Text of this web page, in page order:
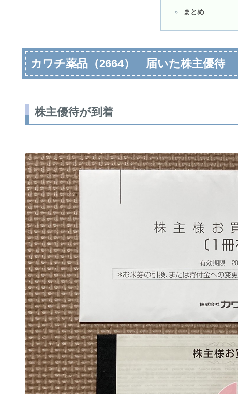
まとめ
カワチ薬品（2664） 届いた株主優待
株主優待が到着